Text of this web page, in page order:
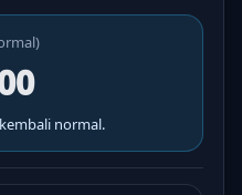
normal.